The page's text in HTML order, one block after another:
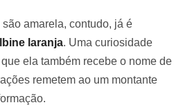
amarela, contudo, já é
laranja. Uma curiosidade
ela também recebe o nome de
remetem ao um montante